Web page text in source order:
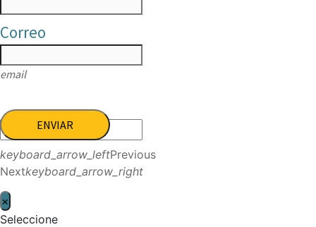
Correo
email
ENVIAR
keyboard_arrow_leftPrevious
Nextkeyboard_arrow_right
×
Seleccione